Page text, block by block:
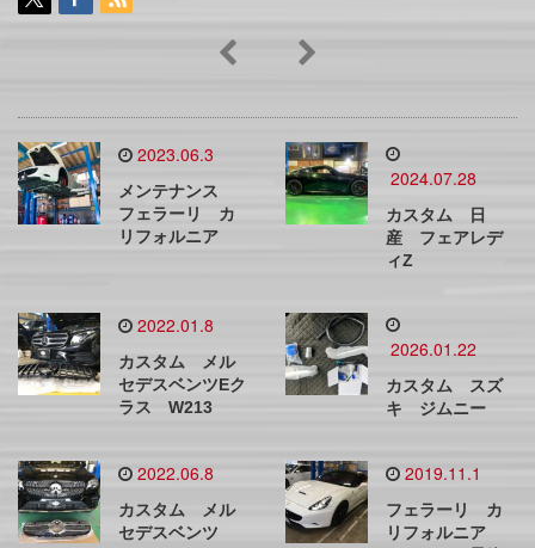
2023.06.3
メンテナンス
フェラーリ カ
リフォルニア
2024.07.28
カスタム 日
産 フェアレデ
ィZ
2022.01.8
カスタム メル
セデスベンツEク
ラス W213
2026.01.22
カスタム スズ
キ ジムニー
2022.06.8
カスタム メル
セデスベンツ
2019.11.1
フェラーリ カ
リフォルニア